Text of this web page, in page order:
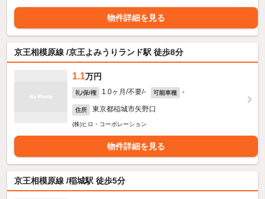
物件詳細を見る
京王相模原線 /京王よみうりランド駅 徒歩8分
1.1万円
礼/保/権 1.0ヶ月/不要/- 可能車種 -
住所 東京都稲城市矢野口
(株)ヒロ・コーポレーション
物件詳細を見る
京王相模原線 /稲城駅 徒歩5分